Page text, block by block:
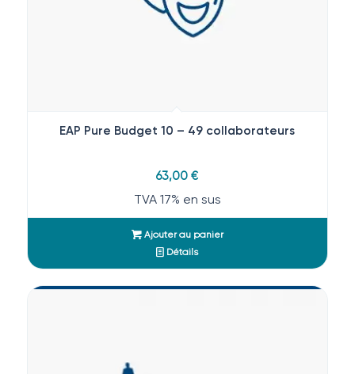
EAP Pure Budget 10 – 49 collaborateurs
63,00€
TVA 17% en sus
Ajouter au panier
Détails